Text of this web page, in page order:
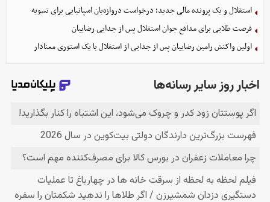
استقلال و یک پرونده مالی جدید؛ درخواست دروازه‌بان اسپانیایی برای تسویه
فرصت طلایی برای مدافع جوان استقلال پس از جدایی رضاییان
اولین واکنش رامین رضاییان پس از جدایی از استقلال با یک استوری معنادار